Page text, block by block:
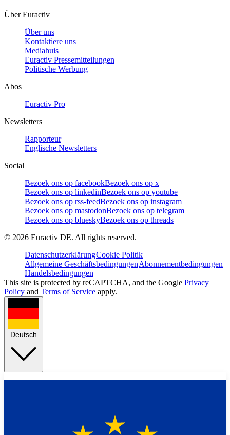
Über Euractiv
Über uns
Kontaktiere uns
Mediahuis
Euractiv Pressemitteilungen
Politische Werbung
Abos
Euractiv Pro
Newsletters
Rapporteur
Englische Newsletters
Social
Bezoek ons op facebookBezoek ons op x
Bezoek ons op linkedinBezoek ons op youtube
Bezoek ons op rss-feedBezoek ons op instagram
Bezoek ons op mastodonBezoek ons op telegram
Bezoek ons op blueskyBezoek ons op threads
© 2026 Euractiv DE. All rights reserved.
DatenschutzerklärungCookie Politik
Allgemeine GeschäftsbedingungenAbonnementbedingungen
Handelsbedingungen
This site is protected by reCAPTCHA, and the Google Privacy
Policy and Terms of Service apply.
Deutsch